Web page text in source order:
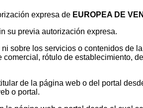
expresa de EUROPEA DE
su previa autorización expresa.
ni sobre los servicios o contenidos de
rótulo de establecimiento,
de la página web o del portal
o portal.